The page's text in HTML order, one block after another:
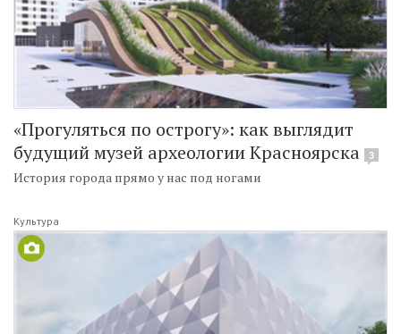
«Прогуляться по острогу»: как выглядит
будущий музей археологии Красноярска
3
История города прямо у нас под ногами
Культура